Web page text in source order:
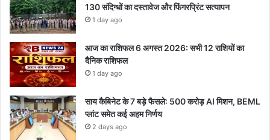
130 संदिग्धों का दस्तावेज और फिंगरप्रिंट सत्यापन
1 day ago
आज का राशिफल 6 अगस्त 2026: सभी 12 राशियों का
दैनिक राशिफल
1 day ago
साय कैबिनेट के 7 बड़े फैसले: 500 करोड़ AI मिशन, BEML
प्लांट समेत कई अहम निर्णय
2 days ago